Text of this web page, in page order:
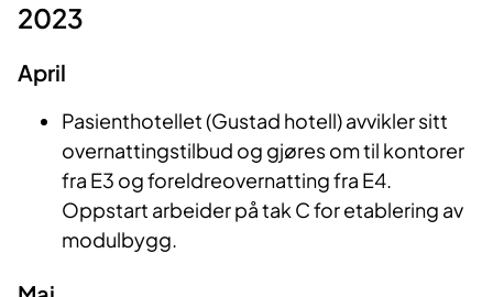
2023
April
Pasienthotellet (Gustad hotell) avvikler sitt
overnattingstilbud og gjøres om til kontorer
fra E3 og foreldreovernatting fra E4.
Oppstart arbeider på tak C for etablering av
modulbygg.